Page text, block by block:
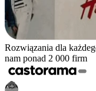
Rozwiązania dla
nam ponad 2 000 firm